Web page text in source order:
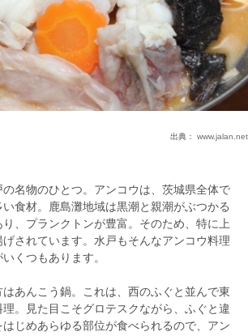
出典： www.jalan.net
名物のひとつ。アンコウは、茨城県全体で
食材。鹿島灘地域は黒潮と親潮がぶつかる
、プランクトンが豊富。そのため、特に上
されています。水戸もそんなアンコウ料理
くつもあります。
あんこう鍋。これは、西のふぐと並んで東
。見た目こそグロテスクながら、ふぐと違
じめあらゆる部位が食べられるので、アン